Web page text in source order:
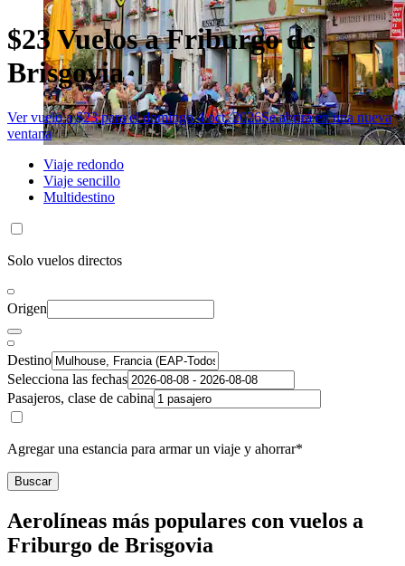
$23 Vuelos a Friburgo de
Brisgovia
Ver vuelo a $23 para el domingo 4 oct. 2026Se abrirá en una nueva
ventana
Viaje redondo
Viaje sencillo
Multidestino
Solo vuelos directos
Origen
Destino
Selecciona las fechas
Pasajeros, clase de cabina
Agregar una estancia para armar un viaje y ahorrar*
Buscar
Aerolíneas más populares con vuelos a
Friburgo de Brisgovia